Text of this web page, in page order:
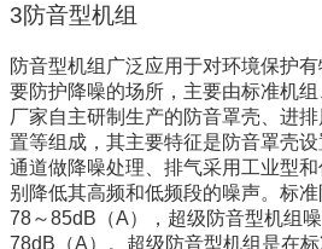
3防音型机组
防音型机组广泛应用于对环境保护
要防护降噪的场所，主要由标准机
厂家自主研制生产的防音罩壳、进
置等组成，其主要特征是防音罩壳
通道做降噪处理、排气采用工业型
别降低其高频和低频段的噪声。标
78～85dB（A），超级防音型机组
78dB（A）。超级防音型机组是在